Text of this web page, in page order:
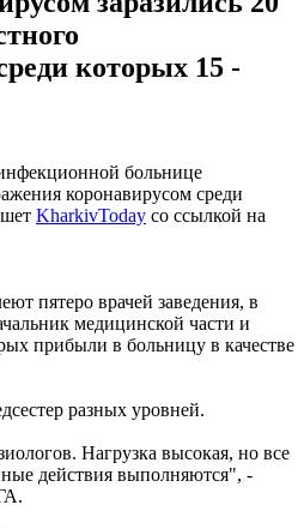
которых 15 -
больнице
коронавирусом среди
KharkivToday со ссылкой на
пятеро врачей заведения, в
медицинской части и
прибыли в больницу в качестве
разных уровней.
Нагрузка высокая, но все
действия выполняются", -